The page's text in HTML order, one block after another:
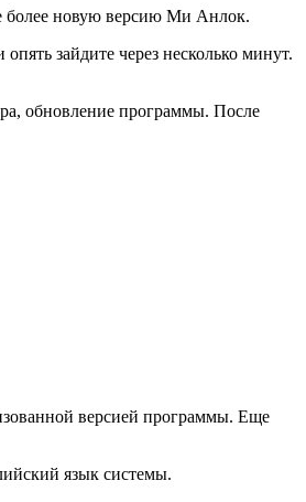
более новую версию Ми Анлок.
зайдите через несколько минут.
обновление программы. После
версией программы. Еще
язык системы.